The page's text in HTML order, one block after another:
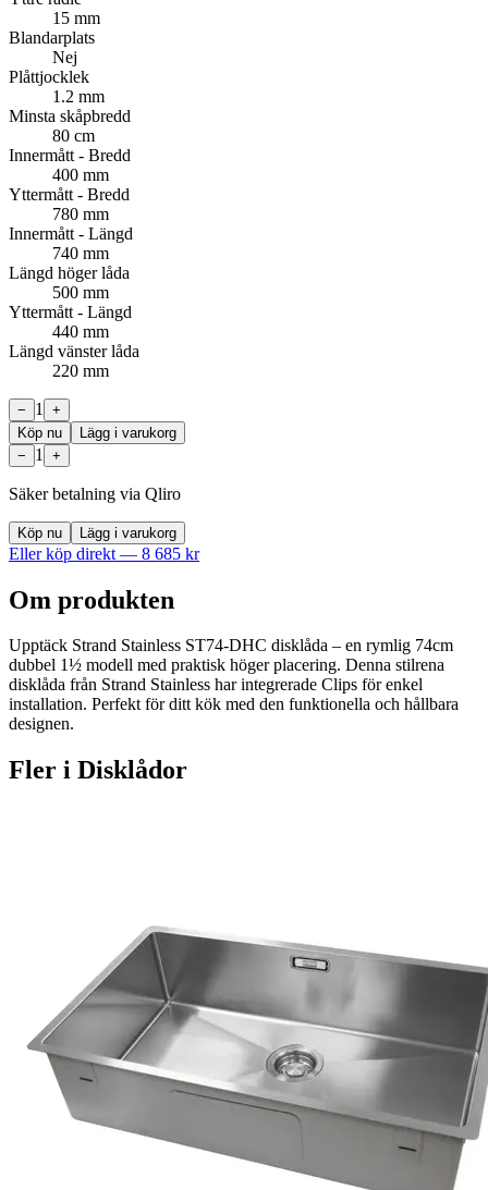
15 mm
Blandarplats
Nej
Plåttjocklek
1.2 mm
Minsta skåpbredd
80 cm
Innermått - Bredd
400 mm
Yttermått - Bredd
780 mm
Innermått - Längd
740 mm
Längd höger låda
500 mm
Yttermått - Längd
440 mm
Längd vänster låda
220 mm
− 1
+
Köp nu
Lägg i varukorg
−
1 +
Säker betalning via Qliro
Köp nu Lägg i varukorg
Eller köp direkt — 8 685 kr
Om produkten
Upptäck Strand Stainless ST74-DHC disklåda – en rymlig 74cm
dubbel 1½ modell med praktisk höger placering. Denna stilrena
disklåda från Strand Stainless har integrerade Clips för enkel
installation. Perfekt för ditt kök med den funktionella och hållbara
designen.
Fler i Disklådor